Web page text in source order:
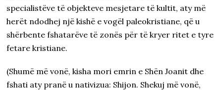
specialistëve të objekteve mesjetare të kultit, aty më
herët ndodhej një kishë e vogël paleokristiane, që u
shërbente fshatarëve të zonës për të kryer ritet e tyre
fetare kristiane.
(Shumë më vonë, kisha mori emrin e Shën Joanit dhe
fshati aty pranë u nativizua: Shijon. Shekuj më vonë,